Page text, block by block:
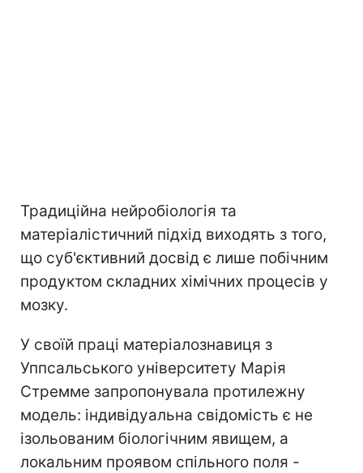
Традиційна нейробіологія та
матеріалістичний підхід виходять з того,
що суб'єктивний досвід є лише побічним
продуктом складних хімічних процесів у
мозку.
У своїй праці матеріалознавиця з
Уппсальського університету Марія
Стремме запропонувала протилежну
модель: індивідуальна свідомість є не
ізольованим біологічним явищем, а
локальним проявом спільного поля -